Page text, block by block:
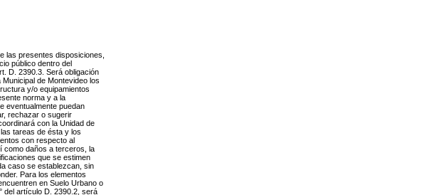
las presentes disposiciones,
público dentro del
D. 2390.3. Será obligación
de Montevideo los
y/o equipamientos
norma y a la
eventualmente puedan
rechazar o sugerir
con la Unidad de
tareas de ésta y los
con respecto al
como daños a terceros, la
que se estimen
caso se establezcan, sin
Para los elementos
en Suelo Urbano o
del artículo D. 2390.2, será